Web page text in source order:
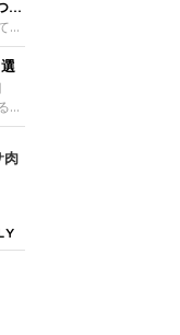
だ
ね
ウ
ら
が
化
し
鳴
の
室
て
冷
に
程
の
る
、
肉